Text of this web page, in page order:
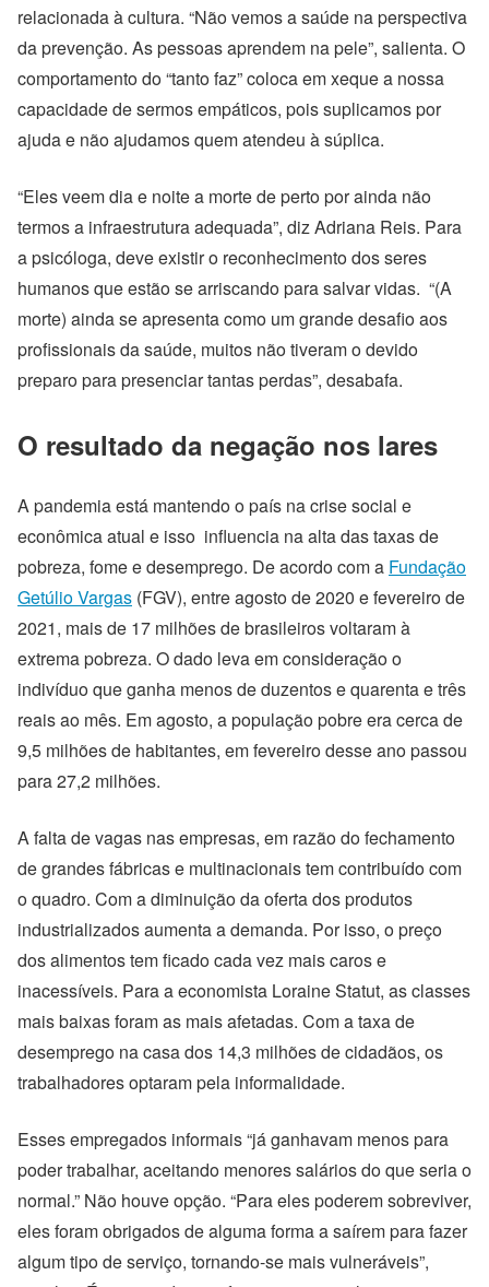
relacionada à cultura. “Não vemos a saúde na perspectiva
da prevenção. As pessoas aprendem na pele”, salienta. O
comportamento do “tanto faz” coloca em xeque a nossa
capacidade de sermos empáticos, pois suplicamos por
ajuda e não ajudamos quem atendeu à súplica.
“Eles veem dia e noite a morte de perto por ainda não
termos a infraestrutura adequada”, diz Adriana Reis. Para
a psicóloga, deve existir o reconhecimento dos seres
humanos que estão se arriscando para salvar vidas. “(A
morte) ainda se apresenta como um grande desafio aos
profissionais da saúde, muitos não tiveram o devido
preparo para presenciar tantas perdas”, desabafa.
O resultado da negação nos lares
A pandemia está mantendo o país na crise social e
econômica atual e isso influencia na alta das taxas de
pobreza, fome e desemprego. De acordo com a Fundação
Getúlio Vargas (FGV), entre agosto de 2020 e fevereiro de
2021, mais de 17 milhões de brasileiros voltaram à
extrema pobreza. O dado leva em consideração o
indivíduo que ganha menos de duzentos e quarenta e três
reais ao mês. Em agosto, a população pobre era cerca de
9,5 milhões de habitantes, em fevereiro desse ano passou
para 27,2 milhões.
A falta de vagas nas empresas, em razão do fechamento
de grandes fábricas e multinacionais tem contribuído com
o quadro. Com a diminuição da oferta dos produtos
industrializados aumenta a demanda. Por isso, o preço
dos alimentos tem ficado cada vez mais caros e
inacessíveis. Para a economista Loraine Statut, as classes
mais baixas foram as mais afetadas. Com a taxa de
desemprego na casa dos 14,3 milhões de cidadãos, os
trabalhadores optaram pela informalidade.
Esses empregados informais “já ganhavam menos para
poder trabalhar, aceitando menores salários do que seria o
normal.” Não houve opção. “Para eles poderem sobreviver,
eles foram obrigados de alguma forma a saírem para fazer
algum tipo de serviço, tornando-se mais vulneráveis”,